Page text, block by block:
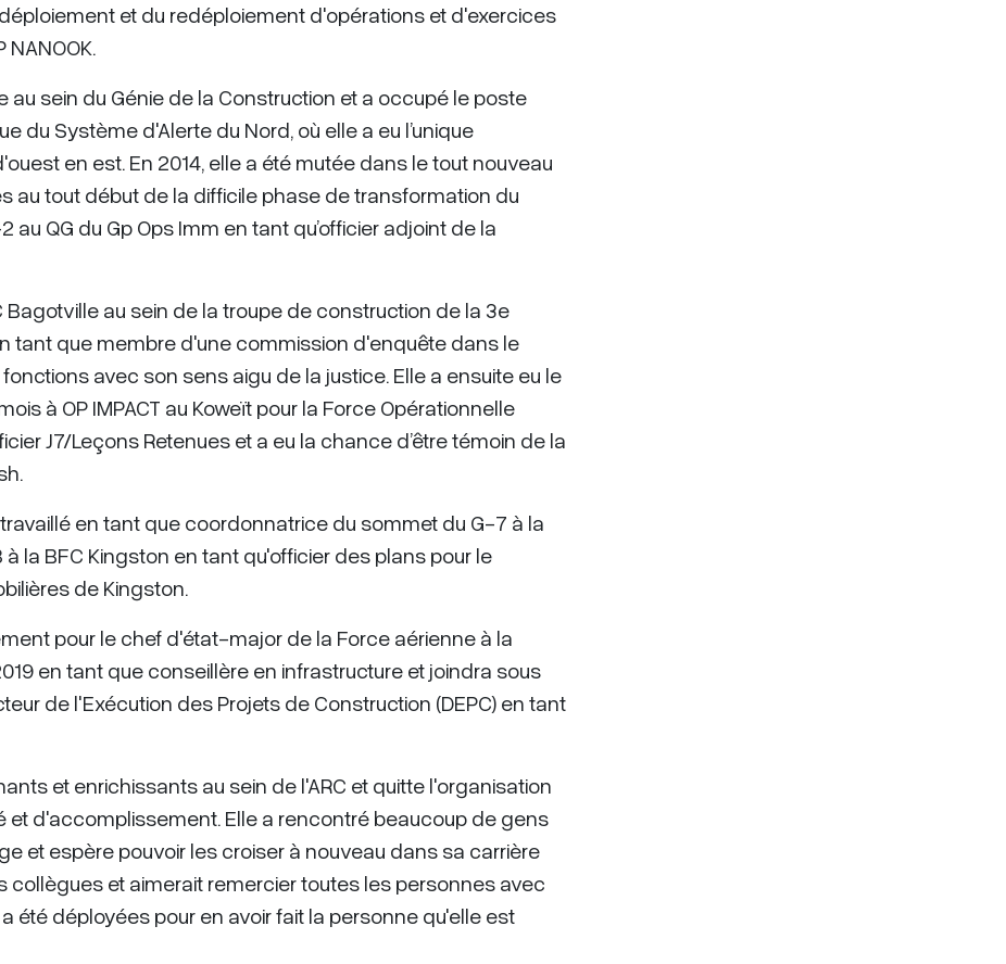
et du redéploiement d'opérations et d'exercices
au sein du Génie de la Construction et a occupé le poste
du Système d'Alerte du Nord, où elle a eu l’unique
en est. En 2014, elle a été mutée dans le tout nouveau
au tout début de la difficile phase de transformation du
au QG du Gp Ops Imm en tant qu’officier adjoint de la
Bagotville au sein de la troupe de construction de la 3e
tant que membre d'une commission d'enquête dans le
avec son sens aigu de la justice. Elle a ensuite eu le
à OP IMPACT au Koweït pour la Force Opérationnelle
J7/Leçons Retenues et a eu la chance d’être témoin de la
en tant que coordonnatrice du sommet du G-7 à la
la BFC Kingston en tant qu'officier des plans pour le
de Kingston.
pour le chef d'état-major de la Force aérienne à la
en tant que conseillère en infrastructure et joindra sous
de l'Exécution des Projets de Construction (DEPC) en tant
et enrichissants au sein de l'ARC et quitte l'organisation
et d'accomplissement. Elle a rencontré beaucoup de gens
et espère pouvoir les croiser à nouveau dans sa carrière
collègues et aimerait remercier toutes les personnes avec
été déployées pour en avoir fait la personne qu'elle est